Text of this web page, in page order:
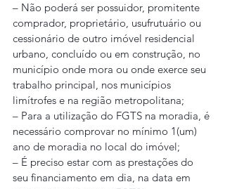
– Não poderá ser possuidor, promitente
comprador, proprietário, usufrutuário ou
cessionário de outro imóvel residencial
urbano, concluído ou em construção, no
município onde mora ou onde exerce seu
trabalho principal, nos municípios
limítrofes e na região metropolitana;
– Para a utilização do FGTS na moradia, é
necessário comprovar no mínimo 1(um)
ano de moradia no local do imóvel;
– É preciso estar com as prestações do
seu financiamento em dia, na data em